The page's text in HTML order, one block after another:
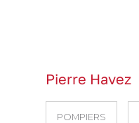
Pierre Havez
POMPIERS